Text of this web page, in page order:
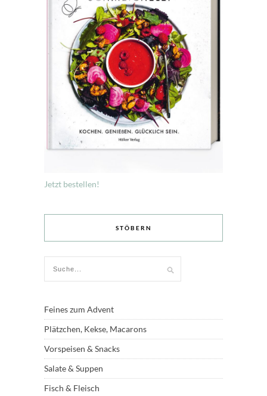
Jetzt bestellen!
STÖBERN
Feines zum Advent
Plätzchen, Kekse, Macarons
Vorspeisen & Snacks
Salate & Suppen
Fisch & Fleisch